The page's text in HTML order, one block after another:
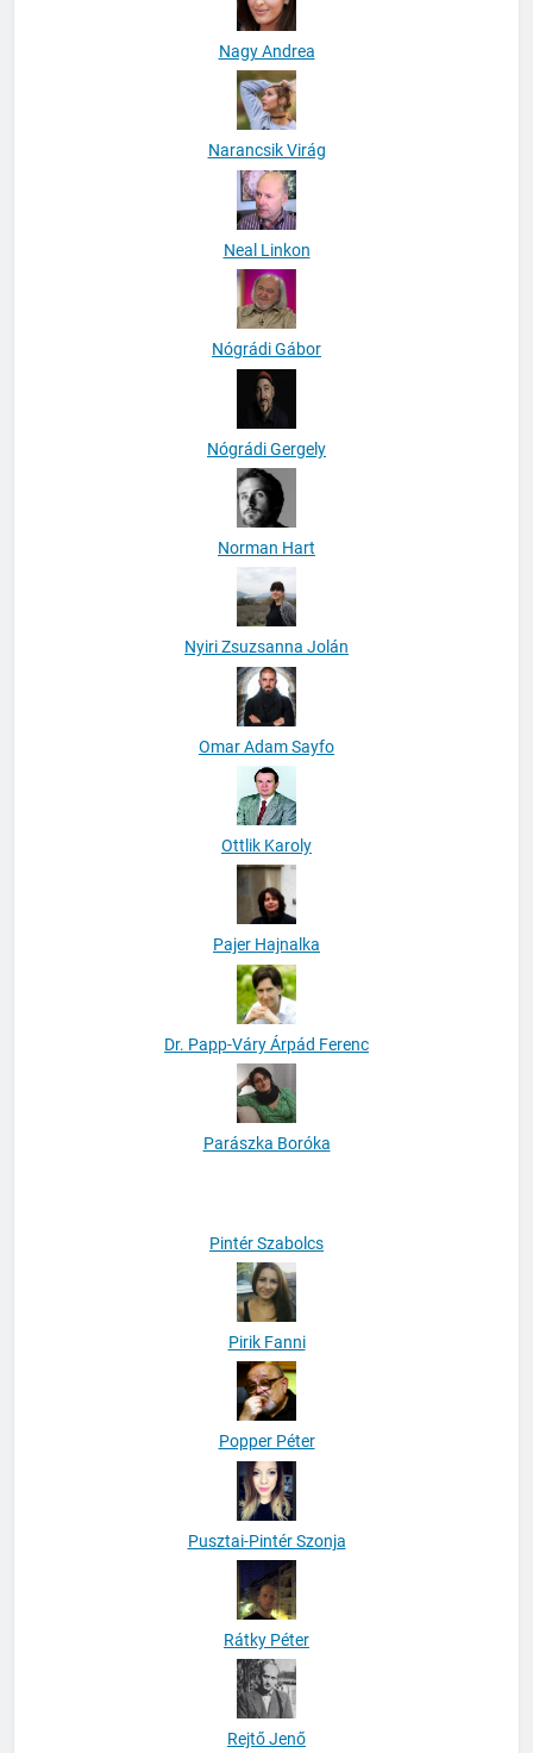
Nagy Andrea
Narancsik Virág
Neal Linkon
Nógrádi Gábor
Nógrádi Gergely
Norman Hart
Nyiri Zsuzsanna Jolán
Omar Adam Sayfo
Ottlik Karoly
Pajer Hajnalka
Dr. Papp-Váry Árpád Ferenc
Pintér Szabolcs
Pirik Fanni
Popper Péter
Pusztai-Pintér Szonja
Rátky Péter